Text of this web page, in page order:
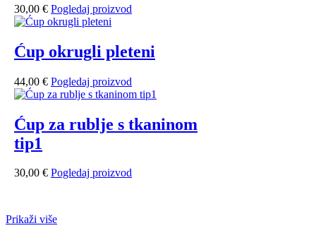
30,00 € Pogledaj proizvod
Ćup okrugli pleteni
44,00 € Pogledaj proizvod
Ćup za rublje s tkaninom
tip1
30,00 € Pogledaj proizvod
Prikaži više